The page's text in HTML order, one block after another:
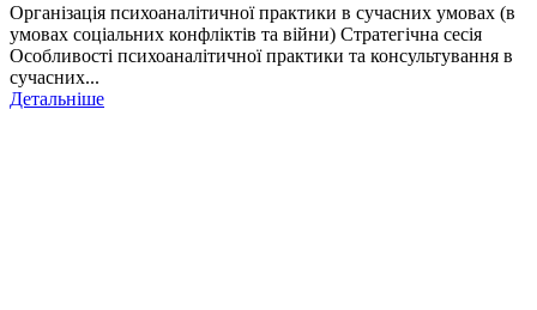
Організація психоаналітичної практики в сучасних умовах (в
умовах соціальних конфліктів та війни) Стратегічна сесія
Особливості психоаналітичної практики та консультування в
сучасних...
Детальніше